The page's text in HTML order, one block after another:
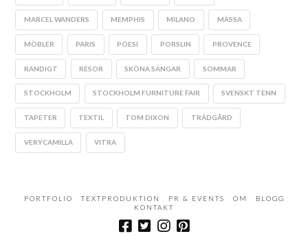
MARCEL WANDERS MEMPHIS MILANO MÄSSA
MÖBLER PARIS POESI PORSLIN PROVENCE
RANDIGT RESOR SKÖNA SÄNGAR SOMMAR
STOCKHOLM STOCKHOLM FURNITURE FAIR SVENSKT TENN
TAPETER TEXTIL TOM DIXON TRÄDGÅRD
VERYCAMILLA VITRA
PORTFOLIO TEXTPRODUKTION PR & EVENTS OM
BLOGG
KONTAKT